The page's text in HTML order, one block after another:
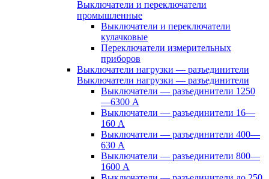
Выключатели и переключатели
промышленные
Выключатели и переключатели
кулачковые
Переключатели измерительных
приборов
Выключатели нагрузки — разъединители
Выключатели нагрузки — разъединители
Выключатели — разъединители 1250
—6300 А
Выключатели — разъединители 16—
160 А
Выключатели — разъединители 400—
630 А
Выключатели — разъединители 800—
1600 А